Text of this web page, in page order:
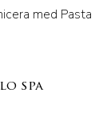
med Pasta
spa